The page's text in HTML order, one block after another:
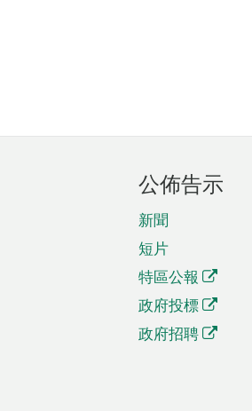
公佈告示
新聞
短片
特區公報
政府投標
政府招聘